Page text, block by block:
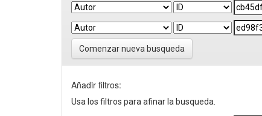
Comenzar nueva busqueda
Añadir filtros:
Usa los filtros para afinar la busqueda.